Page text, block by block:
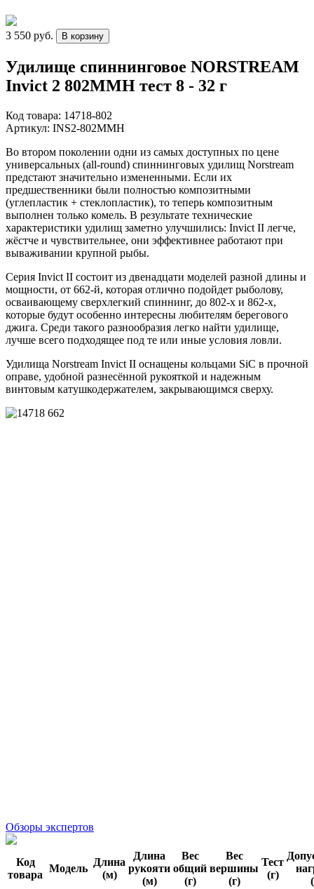
3 550 руб. В корзину
Удилище спиннинговое NORSTREAM
Invict 2 802MMH тест 8 - 32 г
Код товара: 14718-802
Артикул: INS2-802MMH
Во втором поколении одни из самых доступных по цене
универсальных (all-round) спиннинговых удилищ Norstream
предстают значительно измененными. Если их
предшественники были полностью композитными
(углепластик + стеклопластик), то теперь композитным
выполнен только комель. В результате технические
характеристики удилищ заметно улучшились: Invict II легче,
жёстче и чувствительнее, они эффективнее работают при
вываживании крупной рыбы.
Серия Invict II состоит из двенадцати моделей разной длины и
мощности, от 662-й, которая отлично подойдет рыболову,
осваивающему сверхлегкий спиннинг, до 802-х и 862-х,
которые будут особенно интересны любителям берегового
джига. Среди такого разнообразия легко найти удилище,
лучше всего подходящее под те или иные условия ловли.
Удилища Norstream Invict II оснащены кольцами SiC в прочной
оправе, удобной разнесённой рукояткой и надежным
винтовым катушкодержателем, закрывающимся сверху.
Обзоры экспертов
Код
товара
Модель
Длина
(м)
Длина
рукояти
(м)
Вес
общий
(г)
Вес
вершины
(г)
Тест
(г)